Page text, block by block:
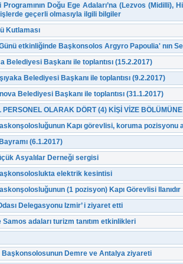
Programının Doğu Ege Adaları’na (Lezvos (Midilli),
geçerli olmasıyla ilgili bilgiler
Kutlaması
etkinliğinde Başkonsolos Argyro Papoulia' nın
Belediyesi Başkanı ile toplantısı (15.2.2017)
Belediyesi Başkanı ile toplantısı (9.2.2017)
Belediyesi Başkanı ile toplantısı (31.1.2017)
PERSONEL OLARAK DÖRT (4) KİŞİ VİZE
Kapı görevlisi, koruma pozisyonu
(6.1.2017)
Asyalılar Derneği sergisi
elektrik kesintisi
(1 pozisyon) Kapı Görevlisi Ilanıdır
Delegasyonu Izmir’ i ziyaret etti
Samos adaları turizm tanıtım etkinlikleri
Başkonsolosunun Demre ve Antalya ziyareti